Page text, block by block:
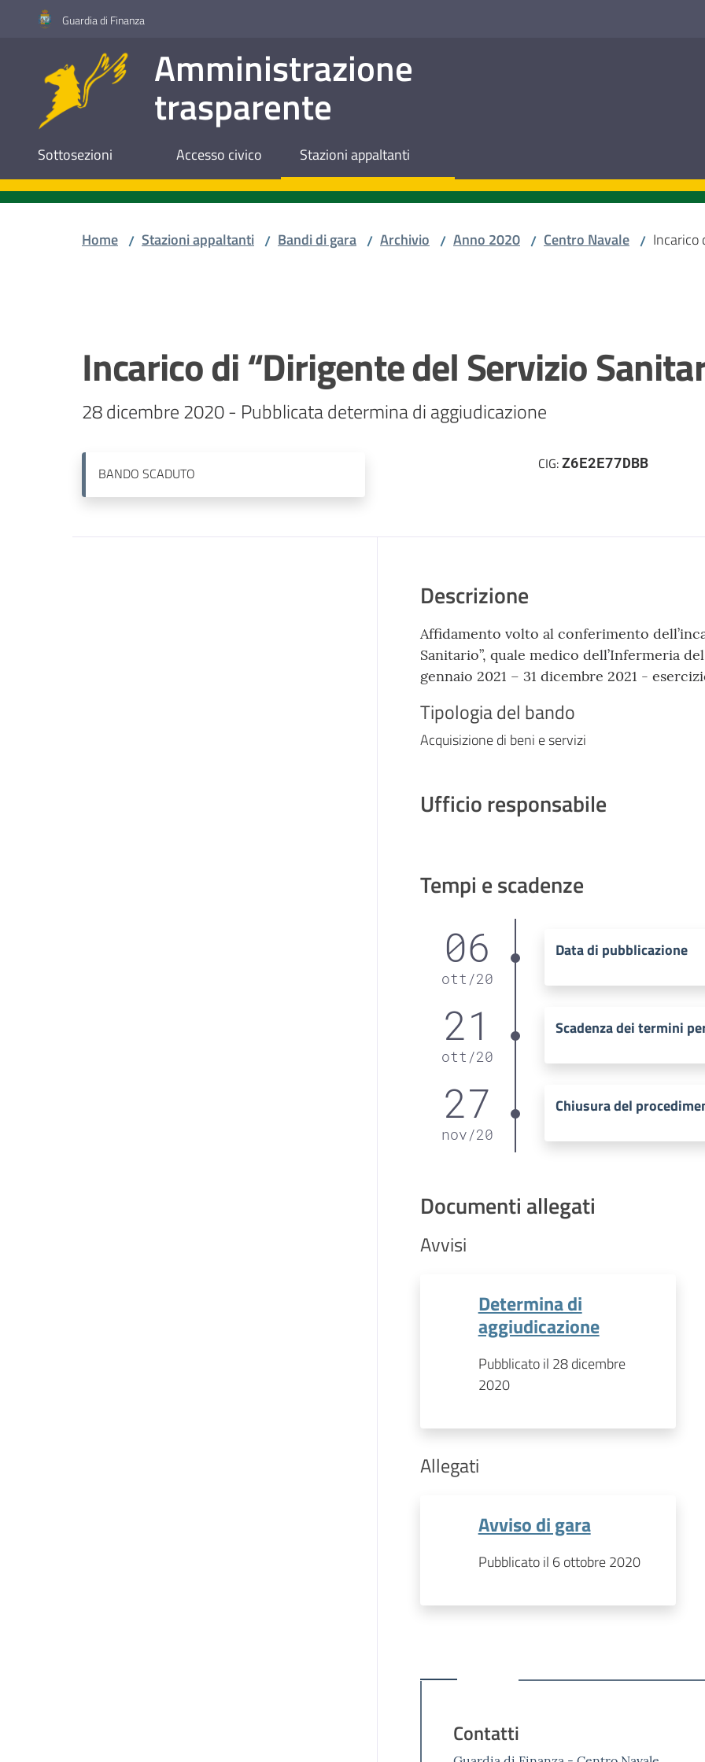
Vai al contenuto
Vai alla navigazione
Vai al footerGuardia di Finanza
Amministrazione
trasparente
Sottosezioni Accesso civico Stazioni appaltanti
Home / Stazioni appaltanti / Bandi di gara / Archivio / Anno 2020 / Centro Navale / Incarico
Incarico di “Dirigente del Servizio
28 dicembre 2020 - Pubblicata determina di aggiudicazione
BANDO SCADUTO
CIG:Z6E2E77DBB
Descrizione
Affidamento volto al conferimento
Sanitario”, quale medico dell’Infermeria
gennaio 2021 – 31 dicembre 2021 -
Tipologia del bando
Acquisizione di beni e servizi
Ufficio responsabile
Tempi e scadenze
06
ott /20
Data di pubblicazione
21
ott /20
Scadenza dei termini
27
nov/20
Chiusura del
Documenti allegati
Avvisi
Determina di
aggiudicazione
Pubblicato il 28 dicembre
2020
Allegati
Avviso di gara
Pubblicato il 6 ottobre 2020
Contatti